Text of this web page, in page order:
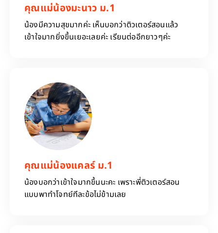
คุณแม่น้องมะนาว ม.1
น้องมีความสุขมากค่ะ เห็นบอกว่าติวเตอร์สอนแล้ว
เข้าใจมากยิ่งขึ้นเยอะเลยค่ะ เรียนต่ออีกยาวๆค่ะ
คุณแม่น้องแคลร์ ม.1
น้องบอกว่าเข้าใจมากขึ้นนะคะ เพราะพี่ติวเตอร์สอน
แบบพาทำโจทย์ทีละข้อไม่ข้ามเลย